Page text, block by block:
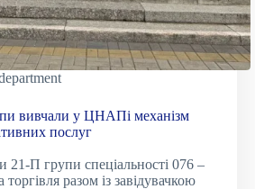
вивчали у ЦНАПі механізм
послуг
21-П групи спеціальності 076 –
разом із завідувачкою